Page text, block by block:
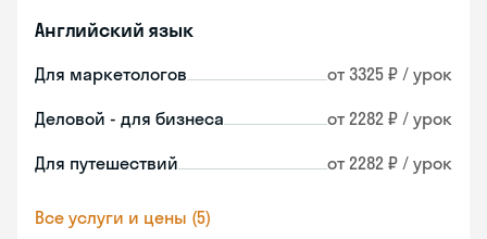
Английский язык
Для маркетологов от 3325 ₽ / урок
Деловой - для бизнеса от 2282 ₽ / урок
Для путешествий от 2282 ₽ / урок
Все услуги и цены (5)